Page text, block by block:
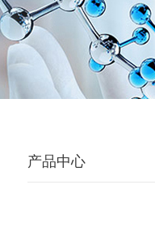
产品中心